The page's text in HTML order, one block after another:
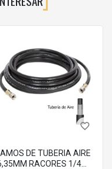
favorite_border
DE TUBERIA AIRE
RACORES 1/4